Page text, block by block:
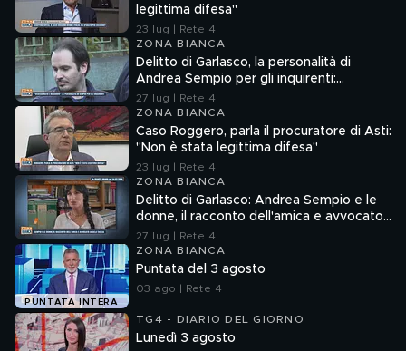
legittima difesa"
23 lug | Rete 4
ZONA BIANCA
Delitto di Garlasco, la personalità di
Andrea Sempio per gli inquirenti:
"Ossessionato e bugiardo"
27 lug | Rete 4
ZONA BIANCA
Caso Roggero, parla il procuratore di Asti:
"Non è stata legittima difesa"
23 lug | Rete 4
ZONA BIANCA
Delitto di Garlasco: Andrea Sempio e le
donne, il racconto dell'amica e avvocato
Angela Taccia
27 lug | Rete 4
PUNTATA INTERA
ZONA BIANCA
Puntata del 3 agosto
03 ago | Rete 4
TG4 - DIARIO DEL GIORNO
Lunedì 3 agosto